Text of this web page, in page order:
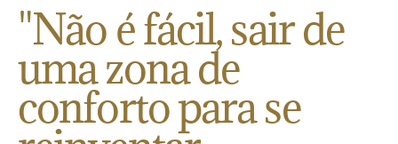
"Não é fácil, sair de
uma zona de
conforto para se